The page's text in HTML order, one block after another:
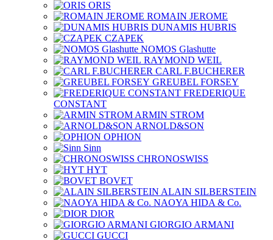
ORIS
ROMAIN JEROME
DUNAMIS HUBRIS
CZAPEK
NOMOS Glashutte
RAYMOND WEIL
CARL F.BUCHERER
GREUBEL FORSEY
FREDERIQUE
CONSTANT
ARMIN STROM
ARNOLD&SON
OPHION
Sinn
CHRONOSWISS
HYT
BOVET
ALAIN SILBERSTEIN
NAOYA HIDA & Co.
DIOR
GIORGIO ARMANI
GUCCI